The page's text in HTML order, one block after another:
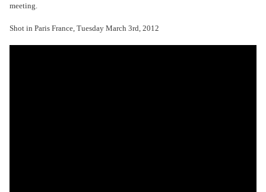
meeting.
Shot in Paris France, Tuesday March 3rd, 2012